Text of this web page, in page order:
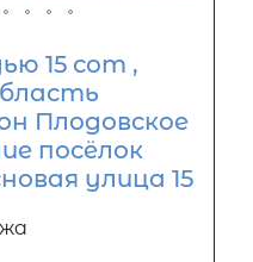
15 сот ,
Плодовское
посёлок
улица 15